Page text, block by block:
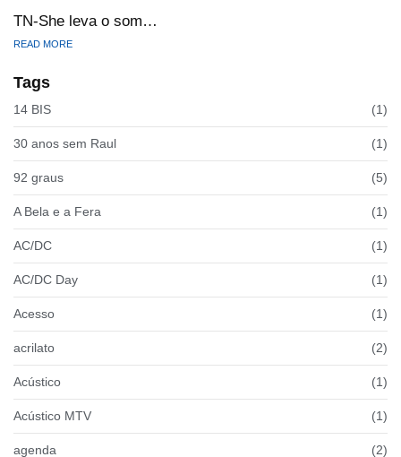
TN-She leva o som…
READ MORE
Tags
14 BIS (1)
30 anos sem Raul (1)
92 graus (5)
A Bela e a Fera (1)
AC/DC (1)
AC/DC Day (1)
Acesso (1)
acrilato (2)
Acústico (1)
Acústico MTV (1)
agenda (2)